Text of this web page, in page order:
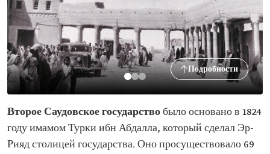
Подробности
Второе Саудовское государствобыло основано в 1824
году имамом Турки ибн Абдалла, который сделал Эр-
Рияд столицей государства. Оно просуществовало 69